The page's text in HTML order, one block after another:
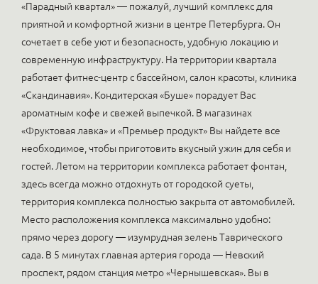
«Парадный квартал» — пожалуй, лучший комплекс для
приятной и комфортной жизни в центре Петербурга. Он
сочетает в себе уют и безопасность, удобную локацию и
современную инфраструктуру. На территории квартала
работает фитнес-центр с бассейном, салон красоты, клиника
«Скандинавия». Кондитерская «Буше» порадует Вас
ароматным кофе и свежей выпечкой. В магазинах
«Фруктовая лавка» и «Премьер продукт» Вы найдете все
необходимое, чтобы приготовить вкусный ужин для себя и
гостей. Летом на территории комплекса работает фонтан,
здесь всегда можно отдохнуть от городской суеты,
территория комплекса полностью закрыта от автомобилей.
Место расположения комплекса максимально удобно:
прямо через дорогу — изумрудная зелень Таврического
сада. В 5 минутах главная артерия города — Невский
проспект, рядом станция метро «Чернышевская». Вы в